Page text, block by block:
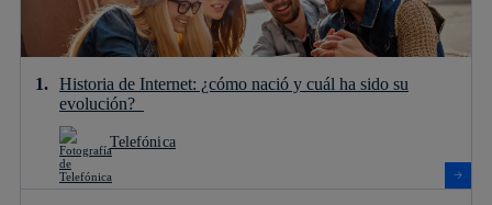
Historia de Internet: ¿cómo nació y cuál ha sido su
evolución?
Telefónica